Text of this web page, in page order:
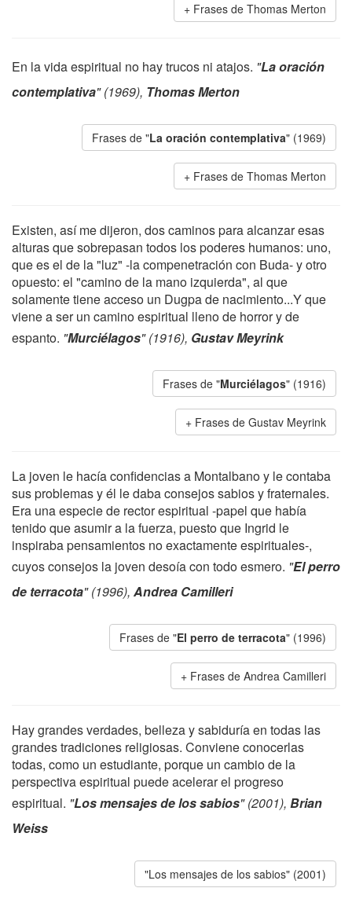
Frases de Thomas Merton
En la vida espiritual no hay trucos ni atajos. "La oración
contemplativa" (1969), Thomas Merton
Frases de "La oración contemplativa" (1969)
Frases de Thomas Merton
Existen, así me dijeron, dos caminos para alcanzar esas
alturas que sobrepasan todos los poderes humanos: uno,
que es el de la "luz" -la compenetración con Buda- y otro
opuesto: el "camino de la mano izquierda", al que
solamente tiene acceso un Dugpa de nacimiento...Y que
viene a ser un camino espiritual lleno de horror y de
espanto. "Murciélagos" (1916), Gustav Meyrink
Frases de "Murciélagos" (1916)
Frases de Gustav Meyrink
La joven le hacía confidencias a Montalbano y le contaba
sus problemas y él le daba consejos sabios y fraternales.
Era una especie de rector espiritual -papel que había
tenido que asumir a la fuerza, puesto que Ingrid le
inspiraba pensamientos no exactamente espirituales-,
cuyos consejos la joven desoía con todo esmero. "El perro
de terracota" (1996), Andrea Camilleri
Frases de "El perro de terracota" (1996)
Frases de Andrea Camilleri
Hay grandes verdades, belleza y sabiduría en todas las
grandes tradiciones religiosas. Conviene conocerlas
todas, como un estudiante, porque un cambio de la
perspectiva espiritual puede acelerar el progreso
espiritual. "Los mensajes de los sabios" (2001), Brian
Weiss
"Los mensajes de los sabios" (2001)